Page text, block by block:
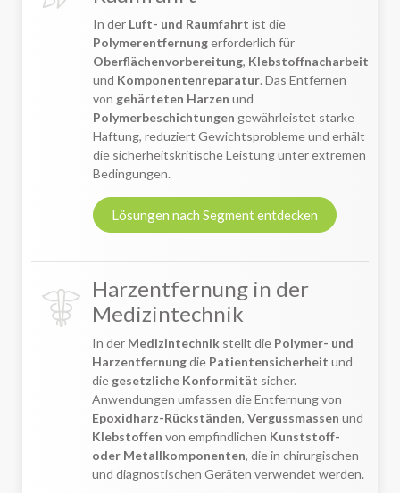
In der Luft- und Raumfahrt ist die
Polymerentfernungerforderlich für
Oberflächenvorbereitung, Klebstoffnacharbeit
und Komponentenreparatur. Das Entfernen
von gehärteten Harzen und
Polymerbeschichtungen gewährleistet starke
Haftung, reduziert Gewichtsprobleme und erhält
die sicherheitskritische Leistung unter extremen
Bedingungen.
Lösungen nach Segment entdecken
Harzentfernung in der
Medizintechnik
In der Medizintechnik stellt die Polymer- und
Harzentfernungdie Patientensicherheit und
diegesetzliche Konformität sicher.
Anwendungen umfassen die Entfernung von
Epoxidharz-Rückständen, Vergussmassen und
Klebstoffen von empfindlichen Kunststoff-
oder Metallkomponenten, die in chirurgischen
und diagnostischen Geräten verwendet werden.